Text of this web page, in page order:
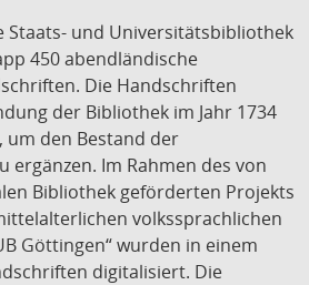
Staats- und Universitätsbibliothek
450 abendländische
Die Handschriften
der Bibliothek im Jahr 1734
um den Bestand der
ergänzen. Im Rahmen des von
Bibliothek geförderten Projekts
volkssprachlichen
Göttingen“ wurden in einem
digitalisiert. Die